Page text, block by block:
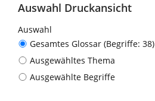
Auswahl Druckansicht
Auswahl
Gesamtes Glossar (Begriffe: 38)
Ausgewähltes Thema
Ausgewählte Begriffe